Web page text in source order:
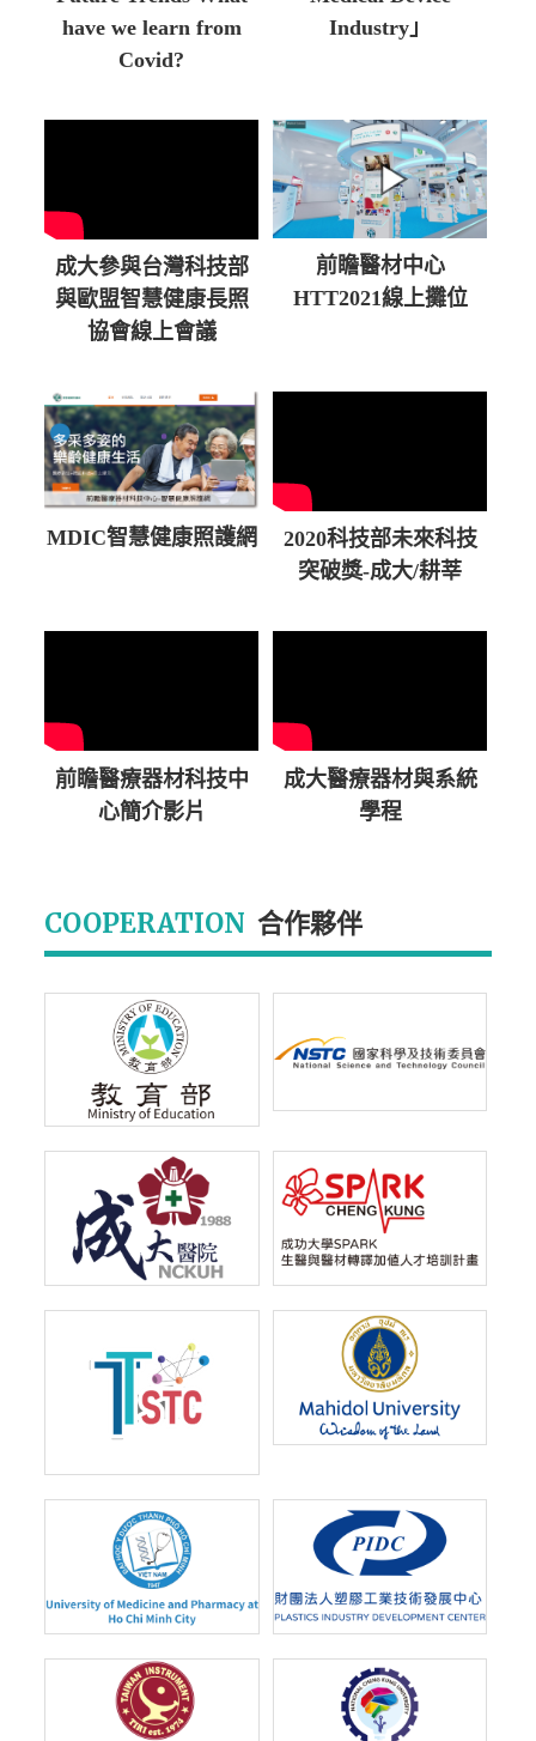
have we learn from
Covid?
Industry」
成大參與台灣科技部
與歐盟智慧健康長照
協會線上會議
前瞻醫材中心
HTT2021線上攤位
MDIC智慧健康照護網
2020科技部未來科技
突破獎-成大/耕莘
前瞻醫療器材科技中
心簡介影片
成大醫療器材與系統
學程
COOPERATION 合作夥伴